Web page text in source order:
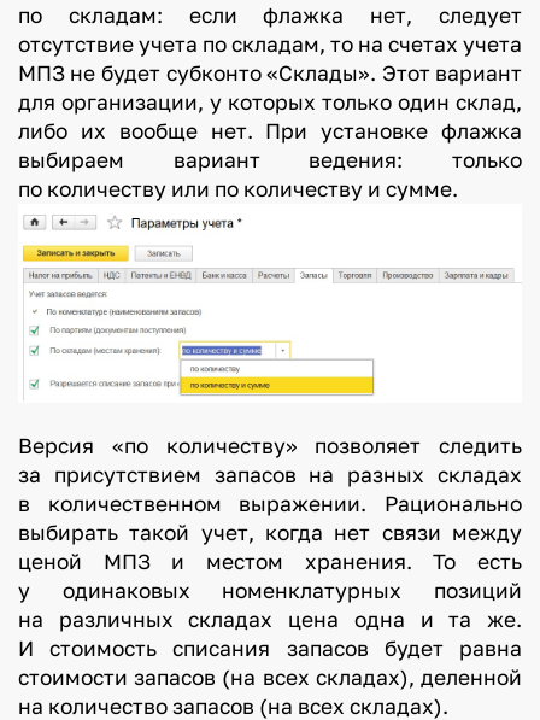
по складам: если флажка нет, следует
отсутствие учета по складам, то на счетах учета
МПЗ не будет субконто «Склады». Этот вариант
для организации, у которых только один склад,
либо их вообще нет. При установке флажка
выбираем вариант ведения: только
по количеству или по количеству и сумме.
Версия «по количеству» позволяет следить
за присутствием запасов на разных складах
в количественном выражении. Рационально
выбирать такой учет, когда нет связи между
ценой МПЗ и местом хранения. То есть
у одинаковых номенклатурных позиций
на различных складах цена одна и та же.
И стоимость списания запасов будет равна
стоимости запасов (на всех складах), деленной
на количество запасов (на всех складах).